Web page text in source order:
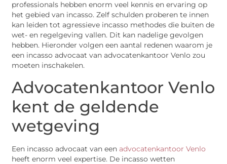
professionals hebben enorm veel kennis en ervaring op
het gebied van incasso. Zelf schulden proberen te innen
kan leiden tot agressieve incasso methodes die buiten de
wet- en regelgeving vallen. Dit kan nadelige gevolgen
hebben. Hieronder volgen een aantal redenen waarom je
een incasso advocaat van advocatenkantoor Venlo zou
moeten inschakelen.
Advocatenkantoor Venlo
kent de geldende
wetgeving
Een incasso advocaat van eenadvocatenkantoor Venlo
heeft enorm veel expertise. De incasso wetten